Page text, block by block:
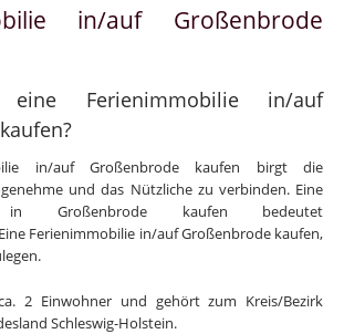
in/auf Großenbrode
Ferienimmobilie in/auf
in/auf Großenbrode kaufen birgt die
und das Nützliche zu verbinden. Eine
in Großenbrode kaufen bedeutet
Ferienimmobilie in/auf Großenbrode kaufen,
2 Einwohner und gehört zum Kreis/Bezirk
Schleswig-Holstein.